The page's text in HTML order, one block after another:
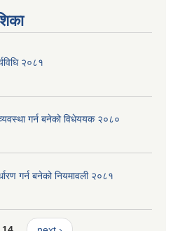
२०८१
गर्न बनेको विधेययक २०८०
गर्न बनेको नियमावली २०८१